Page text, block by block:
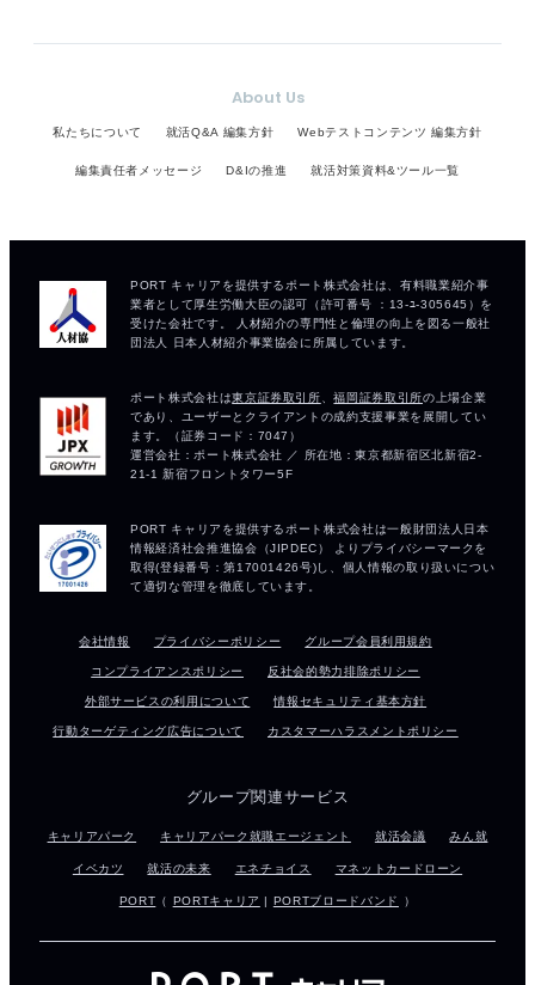
About Us
私たちについて 就活Q&A 編集方針 Webテストコンテンツ 編集方針
編集責任者メッセージ D&Iの推進 就活対策資料&ツール一覧
会社情報 プライバシーポリシー グループ会員利用規約
コンプライアンスポリシー 反社会的勢力排除ポリシー
外部サービスの利用について 情報セキュリティ基本方針
行動ターゲティング広告について カスタマーハラスメントポリシー